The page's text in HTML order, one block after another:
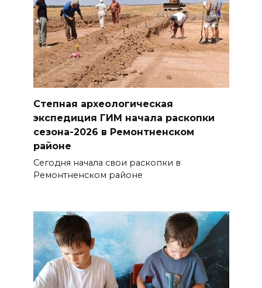
Степная археологическая
экспедиция ГИМ начала раскопки
сезона-2026 в Ремонтненском
районе
Сегодня начала свои раскопки в
Ремонтненском районе